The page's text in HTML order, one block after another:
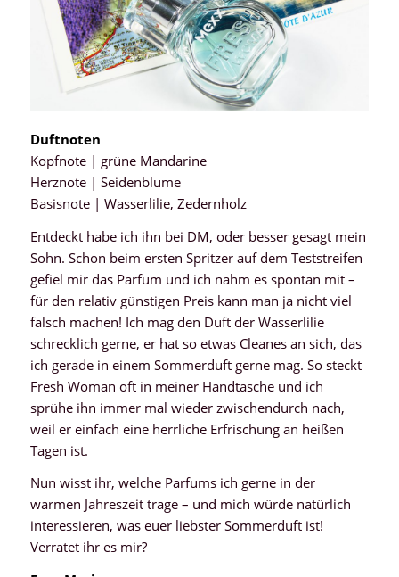
Duftnoten
Kopfnote | grüne Mandarine
Herznote | Seidenblume
Basisnote | Wasserlilie, Zedernholz
Entdeckt habe ich ihn bei DM, oder besser gesagt mein
Sohn. Schon beim ersten Spritzer auf dem Teststreifen
gefiel mir das Parfum und ich nahm es spontan mit –
für den relativ günstigen Preis kann man ja nicht viel
falsch machen! Ich mag den Duft der Wasserlilie
schrecklich gerne, er hat so etwas Cleanes an sich, das
ich gerade in einem Sommerduft gerne mag. So steckt
Fresh Woman oft in meiner Handtasche und ich
sprühe ihn immer mal wieder zwischendurch nach,
weil er einfach eine herrliche Erfrischung an heißen
Tagen ist.
Nun wisst ihr, welche Parfums ich gerne in der
warmen Jahreszeit trage – und mich würde natürlich
interessieren, was euer liebster Sommerduft ist!
Verratet ihr es mir?